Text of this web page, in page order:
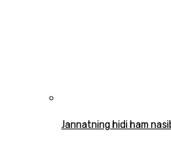
Jannatning hidi ham